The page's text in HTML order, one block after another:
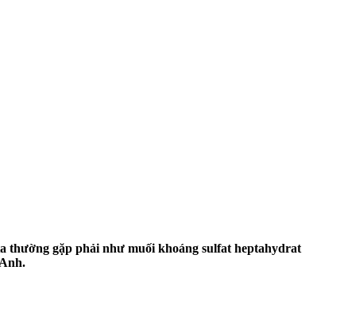
thường gặp phải như muối khoáng sulfat heptahydrat